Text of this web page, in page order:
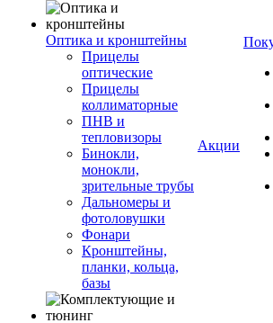
Оптика и кронштейны
Прицелы
оптические
Прицелы
коллиматорные
ПНВ и
тепловизоры
Бинокли,
монокли,
зрительные трубы
Дальномеры и
фотоловушки
Фонари
Кронштейны,
планки, кольца,
базы
Акции